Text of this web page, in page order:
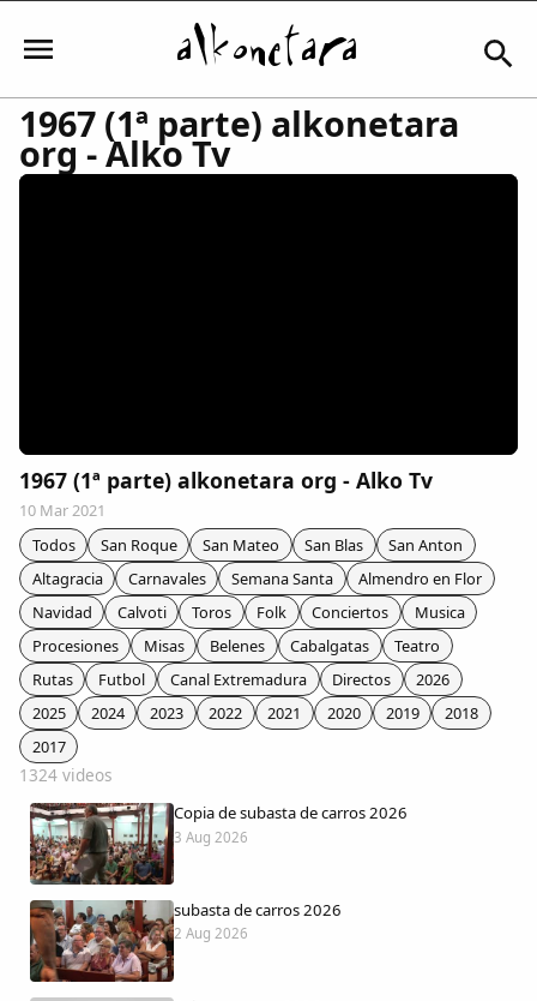
Iniciar sesión
Comunidad
Colaboradores
AlkoTV
Biblioteca
Periódico Alconétar
Foros
Idiosincrasia
Diccionario
1967 (1ª parte) alkonetara
org - Alko Tv
1967 (1ª parte) alkonetara org - Alko Tv
10 Mar 2021
Todos
San Roque San Mateo San Blas
San Anton
Altagracia
Carnavales Semana Santa
Almendro en Flor
Navidad
Calvoti Toros Folk Conciertos
Musica
Procesiones
Misas Belenes Cabalgatas
Teatro
Rutas
Futbol Canal Extremadura Directos
2026
2025
2024 2023 2022 2021 2020 2019
2018
2017
1324 videos
Copia de subasta de carros 2026
3 Aug 2026
subasta de carros 2026
2 Aug 2026